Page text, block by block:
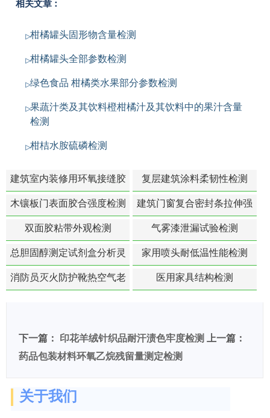
相关文章：
柑橘罐头固形物含量检测
柑橘罐头全部参数检测
绿色食品 柑橘类水果部分参数检测
果蔬汁类及其饮料橙柑橘汁及其饮料中的果汁含量
检测
柑桔水胺硫磷检测
建筑室内装修用环氧接缝胶
苯含量检测
复层建筑涂料柔韧性检测
木镶板门表面胶合强度检测
建筑门窗复合密封条拉伸强
度-硬质塑料材料检测
双面胶粘带外观检测 气雾漆泄漏试验检测
总胆固醇测定试剂盒分析灵
敏度检测
家用喷头耐低温性能检测
消防员灭火防护靴热空气老
医用家具结构检测
下一篇： 印花羊绒针织品耐汗渍色牢度检测
上一篇：
药品包装材料环氧乙烷残留量测定检测
关于我们